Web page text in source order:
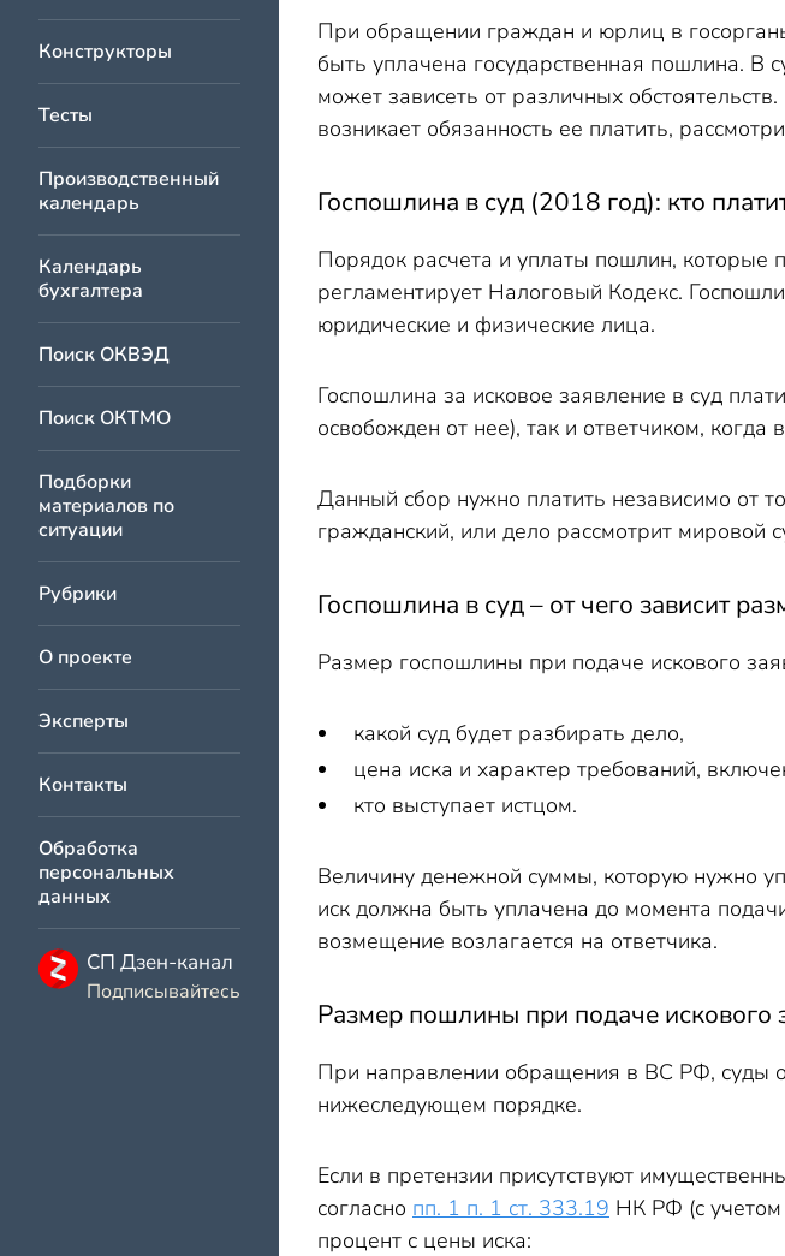
Конструкторы
Тесты
Производственный
календарь
Календарь
бухгалтера
Поиск ОКВЭД
Поиск ОКТМО
Подборки
материалов по
ситуации
Рубрики
О проекте
Эксперты
Контакты
Обработка
персональных
данных
СП Дзен-канал
Подписывайтесь
Как посчитать госпошлину по исковому заявлению
Входит ли госпошлина в цену иска
При обращении граждан и юрлиц в
быть уплачена государственная пошлина. В
может зависеть от различных
возникает обязанность ее платить,
Госпошлина в суд (2018 год): кто
Порядок расчета и уплаты пошлин, которые
регламентирует Налоговый Кодекс.
юридические и физические лица.
Госпошлина за исковое заявление в суд
освобожден от нее), так и ответчиком,
Данный сбор нужно платить независимо от
гражданский, или дело рассмотрит мировой
Госпошлина в суд – от чего зависит
Размер госпошлины при подаче искового
какой суд будет разбирать дело,
цена иска и характер требований,
кто выступает истцом.
Величину денежной суммы, которую нужно
иск должна быть уплачена до момента
возмещение возлагается на ответчика.
Размер пошлины при подаче искового
При направлении обращения в ВС РФ, суды
нижеследующем порядке.
Если в претензии присутствуют
согласно пп. 1 п. 1 ст. 333.19 НК РФ (с
процент с цены иска: